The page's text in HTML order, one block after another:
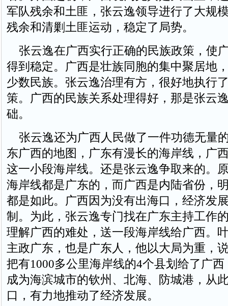
军队残余和土匪，张云逸领导进行了大规
残余和清剿土匪运动，稳定了局势。
张云逸在广西实行正确的民族政策，使
得到稳定。广西是壮族同胞的集中聚居地
少数民族。张云逸治理有方，很好地执行
策。广西的民族关系处理得好，那是张云
础。
张云逸还为广西人民做了一件功德无量
东广西的地图，广东有漫长的海岸线，广
这一小段海岸线。还是张云逸争取来的。
海岸线都是广东的，而广西是内陆省份，
都是如此。广西因为没有出海口，经济发
制。为此，张云逸专门找在广东主持工作
理解广西的难处，送一段海岸线给广西。
主政广东，也是广东人，他以大局为重，
把有1000多公里海岸线的4个县划给了广
成为海滨城市的钦州、北海、防城港，从
口，有力地推动了经济发展。